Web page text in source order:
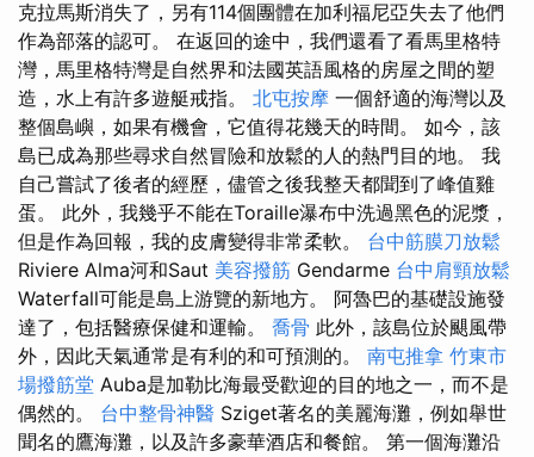
克拉馬斯消失了，另有114個團體在加利福尼亞失去了他們
作為部落的認可。 在返回的途中，我們還看了看馬里格特
灣，馬里格特灣是自然界和法國英語風格的房屋之間的塑
造，水上有許多遊艇戒指。 北屯按摩 一個舒適的海灣以及
整個島嶼，如果有機會，它值得花幾天的時間。 如今，該
島已成為那些尋求自然冒險和放鬆的人的熱門目的地。 我
自己嘗試了後者的經歷，儘管之後我整天都聞到了峰值雞
蛋。 此外，我幾乎不能在Toraille瀑布中洗過黑色的泥漿，
但是作為回報，我的皮膚變得非常柔軟。 台中筋膜刀放鬆
Riviere Alma河和Saut 美容撥筋 Gendarme 台中肩頸放鬆
Waterfall可能是島上游覽的新地方。 阿魯巴的基礎設施發
達了，包括醫療保健和運輸。 喬骨 此外，該島位於颶風帶
外，因此天氣通常是有利的和可預測的。 南屯推拿 竹東市
場撥筋堂 Auba是加勒比海最受歡迎的目的地之一，而不是
偶然的。 台中整骨神醫 Sziget著名的美麗海灘，例如舉世
聞名的鷹海灘，以及許多豪華酒店和餐館。 第一個海灘沿